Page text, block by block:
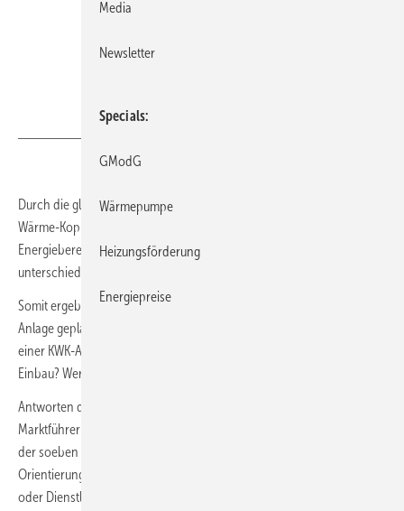
Durch die gleichzeitige Nutzung von Strom und Wärme ist Kraft-
Wärme-Kopplung (KWK) ein energieeffizientes Prinzip der
Energiebereitstellung, dass mit verschiedene Brennstoffe und
unterschiedlichen Technologien realisiert werden kann.
Somit ergeben sich einige Fragen, wenn die Installation einer KWK-
Anlage geplant wird. Wer berät bei der Planung und Finanzierung
einer KWK-Anlage? Wo gibt es Fachbetriebe für Anlagen, Technik und
Einbau? Wer informiert über Fernwärme?
Antworten darauf und viele weitere Informationen liefert der
Marktführer Kraft-Wärme-Kopplung 2020 der EnergieAgentur.NRW,
der soeben erschienen ist. Der Marktführer dient als
Orientierungshilfe auf der Suche nach einschlägigen Unternehmen
oder Dienstleistern, Forschungseinrichtungen, Verbänden und
Media
Newsletter
Specials
GModG
Wärmepumpe
Heizungsförderung
Energiepreise